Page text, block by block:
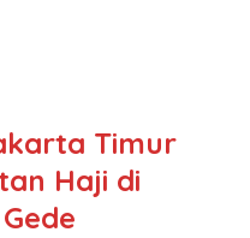
Timur
Haji di